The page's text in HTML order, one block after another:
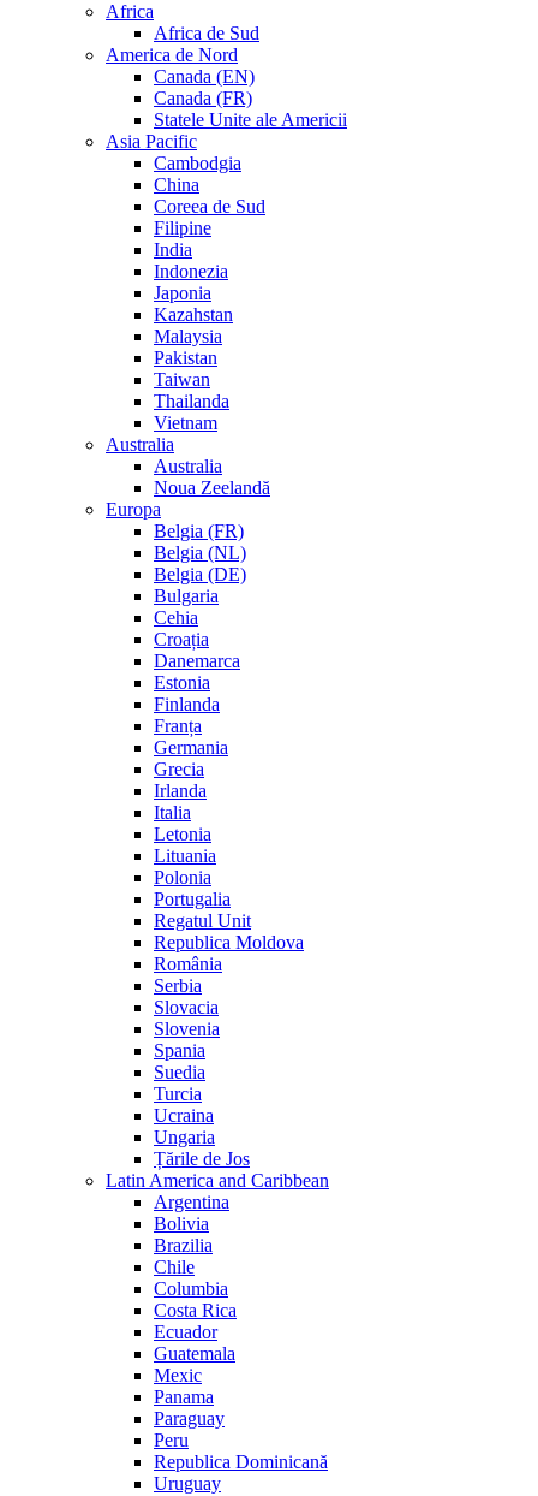
Africa
Africa de Sud
America de Nord
Canada (EN)
Canada (FR)
Statele Unite ale Americii
Asia Pacific
Cambodgia
China
Coreea de Sud
Filipine
India
Indonezia
Japonia
Kazahstan
Malaysia
Pakistan
Taiwan
Thailanda
Vietnam
Australia
Australia
Noua Zeelandă
Europa
Belgia (FR)
Belgia (NL)
Belgia (DE)
Bulgaria
Cehia
Croația
Danemarca
Estonia
Finlanda
Franța
Germania
Grecia
Irlanda
Italia
Letonia
Lituania
Polonia
Portugalia
Regatul Unit
Republica Moldova
România
Serbia
Slovacia
Slovenia
Spania
Suedia
Turcia
Ucraina
Ungaria
Țările de Jos
Latin America and Caribbean
Argentina
Bolivia
Brazilia
Chile
Columbia
Costa Rica
Ecuador
Guatemala
Mexic
Panama
Paraguay
Peru
Republica Dominicană
Uruguay